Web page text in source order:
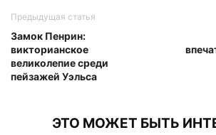
Предыдущая статья
Замок Пенрин:
викторианское
великолепие среди
пейзажей Уэльса
ЭТО МОЖЕТ БЫТЬ